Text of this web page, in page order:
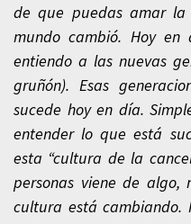
de que puedas amar la
mundo cambió. Hoy en
entiendo a las nuevas
gruñón). Esas
sucede hoy en día.
entender lo que está
esta “cultura de la
personas viene de
cultura está cambiando.